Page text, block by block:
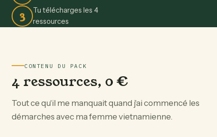
3
Tu télécharges les 4
ressources
CONTENU DU PACK
4 ressources, 0 €
Tout ce qu'il me manquait quand j'ai commencé les
démarches avec ma femme vietnamienne.